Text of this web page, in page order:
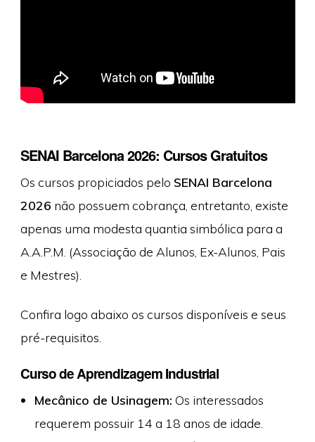
SENAI Barcelona 2026: Cursos Gratuitos
Os cursos propiciados pelo SENAI Barcelona
2026 não possuem cobrança, entretanto, existe
apenas uma modesta quantia simbólica para a
A.A.P.M. (Associação de Alunos, Ex-Alunos, Pais
e Mestres).
Confira logo abaixo os cursos disponíveis e seus
pré-requisitos.
Curso de Aprendizagem Industrial
Mecânico de Usinagem: Os interessados
requerem possuir 14 a 18 anos de idade.